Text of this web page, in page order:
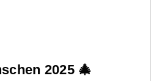
2025 🎄